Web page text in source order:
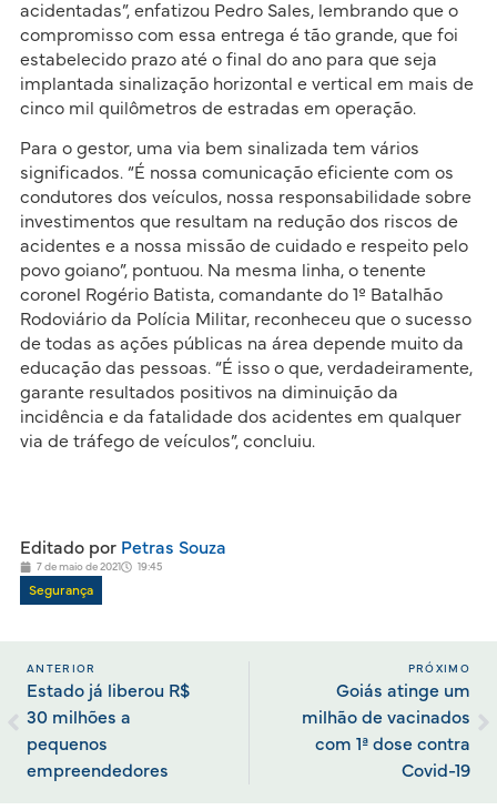
acidentadas”, enfatizou Pedro Sales, lembrando que o
compromisso com essa entrega é tão grande, que foi
estabelecido prazo até o final do ano para que seja
implantada sinalização horizontal e vertical em mais de
cinco mil quilômetros de estradas em operação.
Para o gestor, uma via bem sinalizada tem vários
significados. “É nossa comunicação eficiente com os
condutores dos veículos, nossa responsabilidade sobre
investimentos que resultam na redução dos riscos de
acidentes e a nossa missão de cuidado e respeito pelo
povo goiano”, pontuou. Na mesma linha, o tenente
coronel Rogério Batista, comandante do 1º Batalhão
Rodoviário da Polícia Militar, reconheceu que o sucesso
de todas as ações públicas na área depende muito da
educação das pessoas. “É isso o que, verdadeiramente,
garante resultados positivos na diminuição da
incidência e da fatalidade dos acidentes em qualquer
via de tráfego de veículos”, concluiu.
Editado porPetras Souza
7 de maio de 2021 19:45
Segurança
ANTERIOR
Estado já liberou R$
30 milhões a
pequenos
empreendedores
PRÓXIMO
Goiás atinge um
milhão de vacinados
com 1ª dose contra
Covid-19